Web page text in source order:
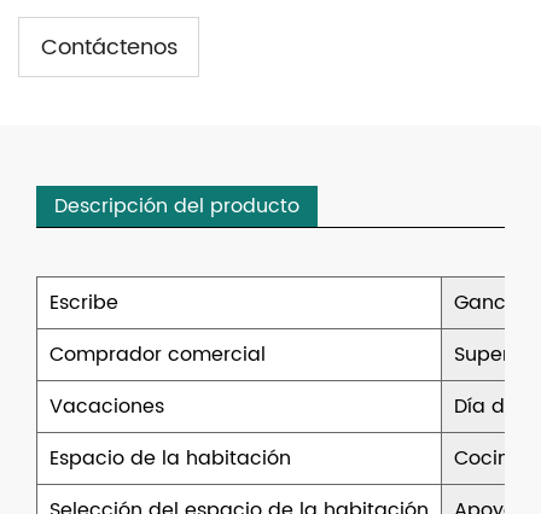
Contáctenos
Descripción del producto
Escribe
Comprador comercial
Vacaciones
Día de
Espacio de la habitación
Cocina,